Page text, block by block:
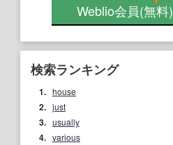
Weblio会員(無料)
検索ランキング
1. house
2. just
3. usually
4. various